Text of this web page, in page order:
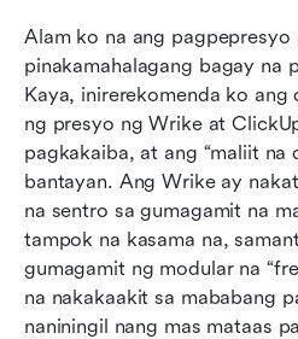
Alam ko na ang pagpepresyo
pinakamahalagang bagay na
Kaya, inirerekomenda ko
ng presyo ng Wrike at
pagkakaiba, at ang “maliit na
bantayan. Ang Wrike ay
na sentro sa gumagamit na
tampok na kasama na,
gumagamit ng modular na
na nakakaakit sa mababang
naniningil nang mas mataas